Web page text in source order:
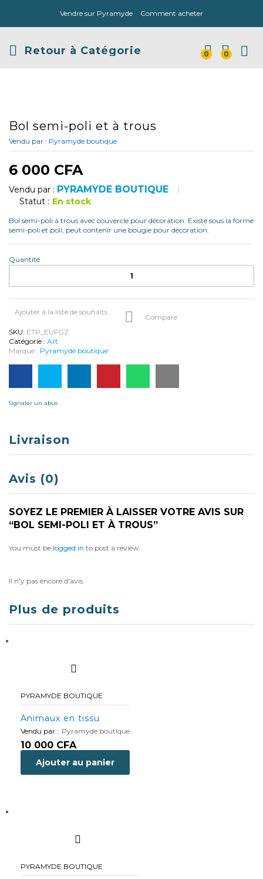
Vendre sur Pyramyde Comment acheter
Retour à Catégorie 0 0
Bol semi-poli et à trous
Vendu par : Pyramyde boutique
6 000 CFA
Vendu par : PYRAMYDE BOUTIQUE
Statut : En stock
Bol semi-poli à trous avec couvercle pour décoration. Existe sous la forme
semi-poli et poli, peut contenir une bougie pour décoration.
q
n
t
d
e
B
o
m
t
t
o
u
Quantité
Ajouter à la liste de souhaits
Compare
SKU: ETP_EUFGZ
Catégorie : Art
Marque : Pyramyde boutique
Signaler un abus
Livraison
Avis (0)
SOYEZ LE PREMIER À LAISSER VOTRE AVIS SUR
“BOL SEMI-POLI ET À TROUS”
You must be logged in to post a review.
Il n'y pas encore d'avis.
Plus de produits
PYRAMYDE BOUTIQUE
Animaux en tissu
Vendu par : Pyramyde boutique
10 000 CFA
Ajouter au panier
PYRAMYDE BOUTIQUE